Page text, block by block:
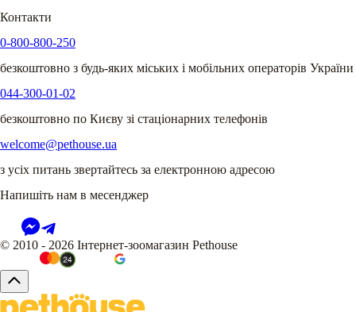
Контакти
0-800-800-250
безкоштовно з будь-яких міських і мобільних операторів України
044-300-01-02
безкоштовно по Києву зі стаціонарних телефонів
welcome@pethouse.ua
з усіх питань звертайтесь за електронною адресою
Напишіть нам в месенджер
© 2010 - 2026 Інтернет-зоомагазин Pethouse